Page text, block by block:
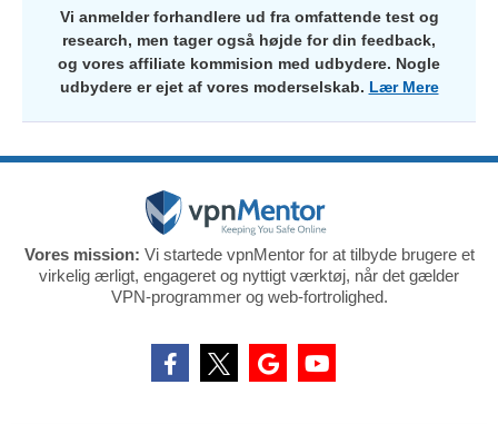
Vi anmelder forhandlere ud fra omfattende test og
research, men tager også højde for din feedback,
og vores affiliate kommision med udbydere. Nogle
udbydere er ejet af vores moderselskab. Lær Mere
Vores mission: Vi startede vpnMentor for at tilbyde brugere et
virkelig ærligt, engageret og nyttigt værktøj, når det gælder
VPN-programmer og web-fortrolighed.